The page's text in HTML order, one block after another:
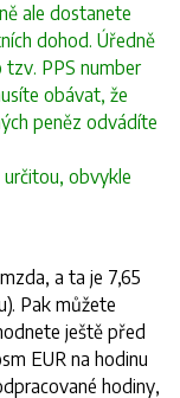
ale dostanete
dohod. Úředně
tzv. PPS number
obávat, že
peněz odvádíte
obvykle
a ta je 7,65
Pak můžete
ještě před
EUR na hodinu
hodiny,